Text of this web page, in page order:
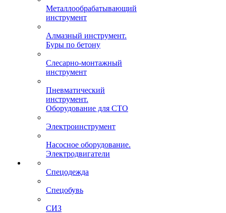
Металлообрабатывающий
инструмент
Алмазный инструмент.
Буры по бетону
Слесарно-монтажный
инструмент
Пневматический
инструмент.
Оборудование для СТО
Электроинструмент
Насосное оборудование.
Электродвигатели
Спецодежда
Спецобувь
СИЗ